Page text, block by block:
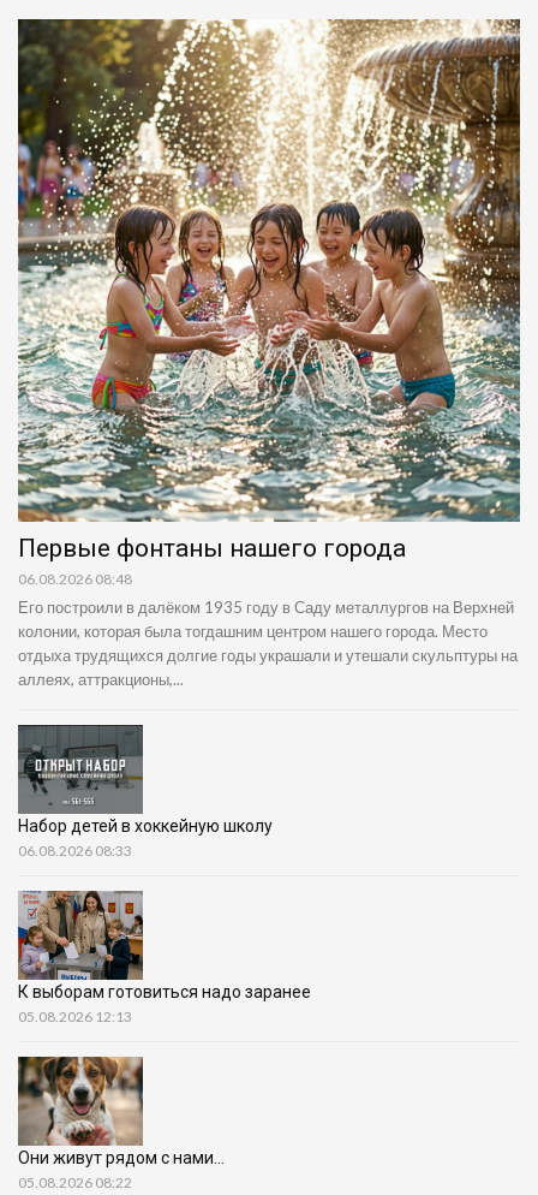
Первые фонтаны нашего города
06.08.2026 08:48
Его построили в далёком 1935 году в Саду металлургов на Верхней
колонии, которая была тогдашним центром нашего города. Место
отдыха трудящихся долгие годы украшали и утешали скульптуры на
аллеях, аттракционы,...
Набор детей в хоккейную школу
06.08.2026 08:33
К выборам готовиться надо заранее
05.08.2026 12:13
Они живут рядом с нами…
05.08.2026 08:22